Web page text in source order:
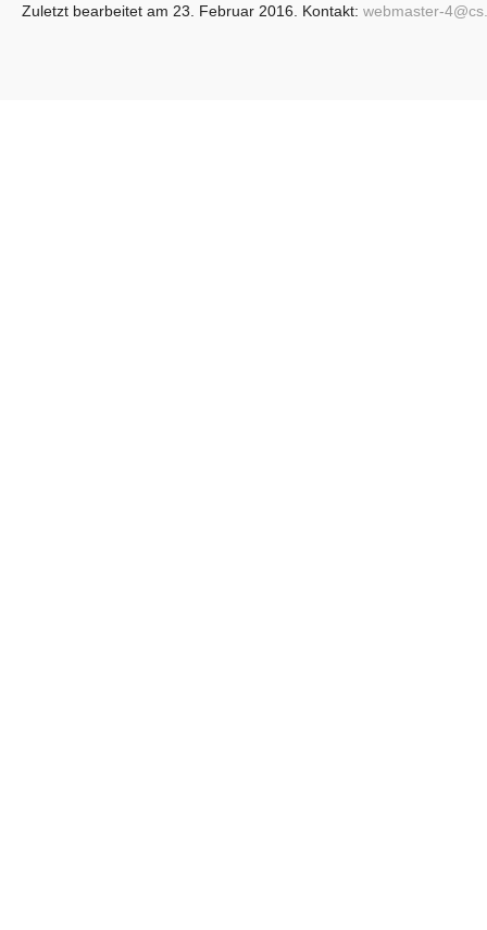
Zuletzt bearbeitet am 23. Februar 2016. Kontakt: webmaster-4@